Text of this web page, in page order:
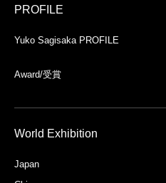
PROFILE
Yuko Sagisaka PROFILE
Award/受賞
World Exhibition
Japan